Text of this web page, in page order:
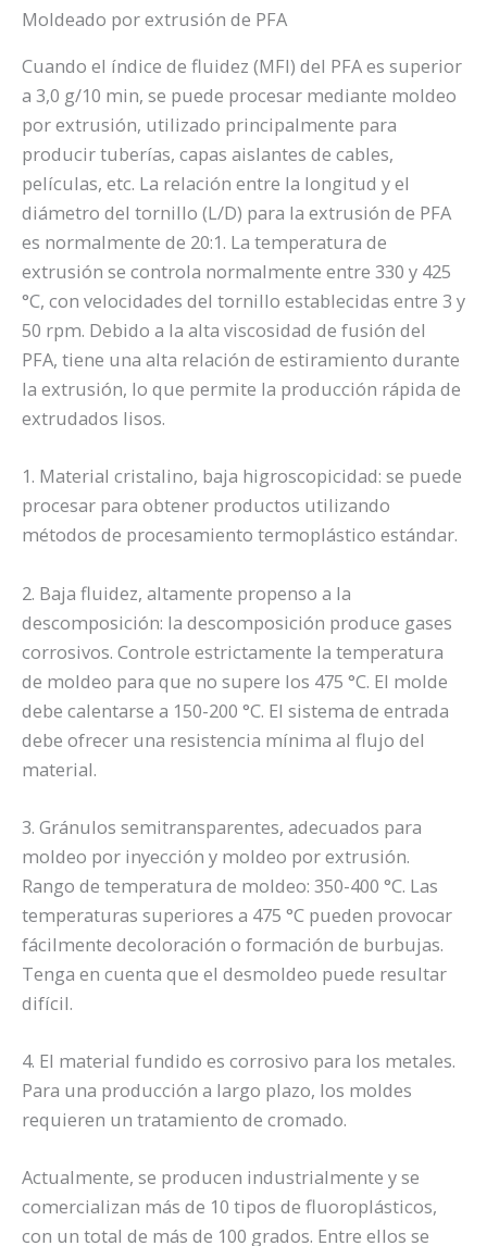
Moldeado por extrusión de PFA
Cuando el índice de fluidez (MFI) del PFA es superior
a 3,0 g/10 min, se puede procesar mediante moldeo
por extrusión, utilizado principalmente para
producir tuberías, capas aislantes de cables,
películas, etc. La relación entre la longitud y el
diámetro del tornillo (L/D) para la extrusión de PFA
es normalmente de 20:1. La temperatura de
extrusión se controla normalmente entre 330 y 425
°C, con velocidades del tornillo establecidas entre 3 y
50 rpm. Debido a la alta viscosidad de fusión del
PFA, tiene una alta relación de estiramiento durante
la extrusión, lo que permite la producción rápida de
extrudados lisos.
1. Material cristalino, baja higroscopicidad: se puede
procesar para obtener productos utilizando
métodos de procesamiento termoplástico estándar.
2. Baja fluidez, altamente propenso a la
descomposición: la descomposición produce gases
corrosivos. Controle estrictamente la temperatura
de moldeo para que no supere los 475 °C. El molde
debe calentarse a 150-200 °C. El sistema de entrada
debe ofrecer una resistencia mínima al flujo del
material.
3. Gránulos semitransparentes, adecuados para
moldeo por inyección y moldeo por extrusión.
Rango de temperatura de moldeo: 350-400 °C. Las
temperaturas superiores a 475 °C pueden provocar
fácilmente decoloración o formación de burbujas.
Tenga en cuenta que el desmoldeo puede resultar
difícil.
4. El material fundido es corrosivo para los metales.
Para una producción a largo plazo, los moldes
requieren un tratamiento de cromado.
Actualmente, se producen industrialmente y se
comercializan más de 10 tipos de fluoroplásticos,
con un total de más de 100 grados. Entre ellos se